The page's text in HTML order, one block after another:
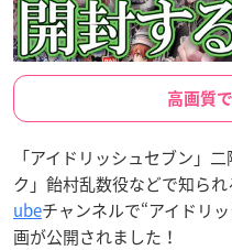
高画質
「アイドリッシュセブン」
ク」飴村乱数役などで知られ
ubeチャンネルで“アイドリ
画が公開されました！